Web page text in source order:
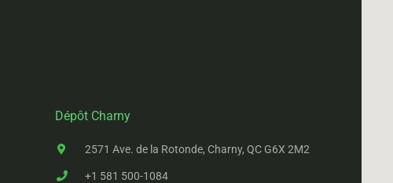
Dépôt Charny
2571 Ave. de la Rotonde, Charny, QC G6X 2M2
+1 581 500-1084